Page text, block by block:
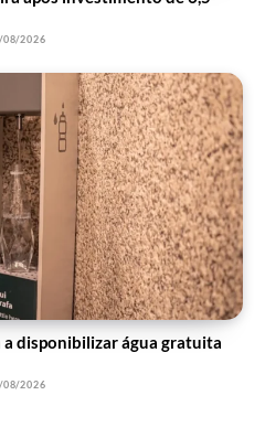
08/2026
a disponibilizar água gratuita
08/2026